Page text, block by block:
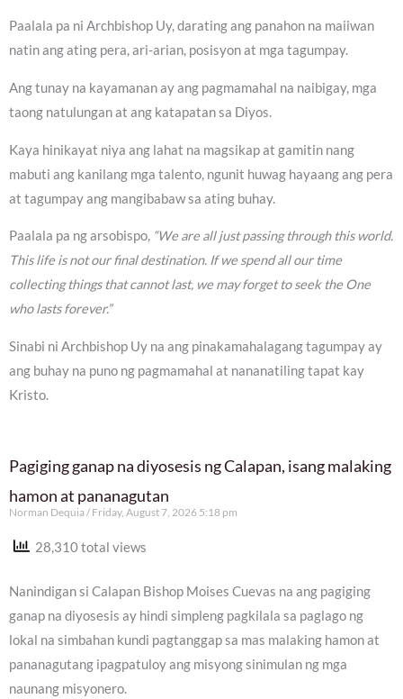
Paalala pa ni Archbishop Uy, darating ang panahon na maiiwan
natin ang ating pera, ari-arian, posisyon at mga tagumpay.
Ang tunay na kayamanan ay ang pagmamahal na naibigay, mga
taong natulungan at ang katapatan sa Diyos.
Kaya hinikayat niya ang lahat na magsikap at gamitin nang
mabuti ang kanilang mga talento, ngunit huwag hayaang ang pera
at tagumpay ang mangibabaw sa ating buhay.
Paalala pa ng arsobispo, “We are all just passing through this world.
This life is not our final destination. If we spend all our time
collecting things that cannot last, we may forget to seek the One
who lasts forever.”
Sinabi ni Archbishop Uy na ang pinakamahalagang tagumpay ay
ang buhay na puno ng pagmamahal at nananatiling tapat kay
Kristo.
Pagiging ganap na diyosesis ng Calapan, isang malaking
hamon at pananagutan
Norman Dequia Friday, August 7, 2026 5:18 pm
28,310 total views
Nanindigan si Calapan Bishop Moises Cuevas na ang pagiging
ganap na diyosesis ay hindi simpleng pagkilala sa paglago ng
lokal na simbahan kundi pagtanggap sa mas malaking hamon at
pananagutang ipagpatuloy ang misyong sinimulan ng mga
naunang misyonero.